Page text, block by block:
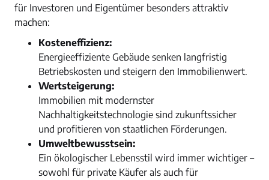
für Investoren und Eigentümer besonders attraktiv
machen:
Kosteneffizienz:
Energieeffiziente Gebäude senken langfristig
Betriebskosten und steigern den Immobilienwert.
Wertsteigerung:
Immobilien mit modernster
Nachhaltigkeitstechnologie sind zukunftssicher
und profitieren von staatlichen Förderungen.
Umweltbewusstsein:
Ein ökologischer Lebensstil wird immer wichtiger –
sowohl für private Käufer als auch für